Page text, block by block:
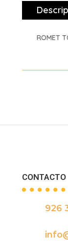
ROMET
CONTACTO
926